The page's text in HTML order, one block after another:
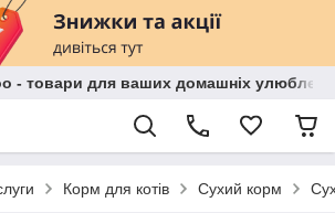
- товари для ваших домашніх
Корм для котів Сухий корм